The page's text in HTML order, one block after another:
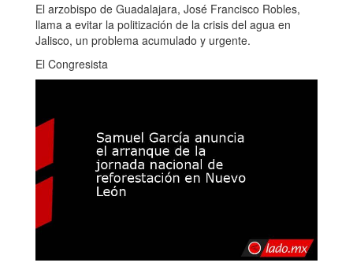
El arzobispo de Guadalajara, José Francisco Robles,
llama a evitar la politización de la crisis del agua en
Jalisco, un problema acumulado y urgente.
El Congresista